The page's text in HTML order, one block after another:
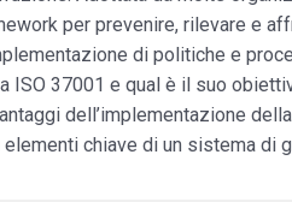
per prevenire, rilevare e
di politiche e
ISO 37001 e qual è il suo
dell’implementazione
chiave di un sistema di